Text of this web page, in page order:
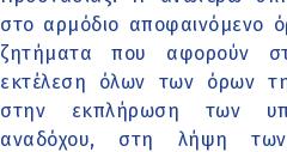
στο αρμόδιο αποφαινόμενο
ζητήματα που αφορούν
εκτέλεση όλων των όρων
στην εκπλήρωση των
αναδόχου, στη λήψη των